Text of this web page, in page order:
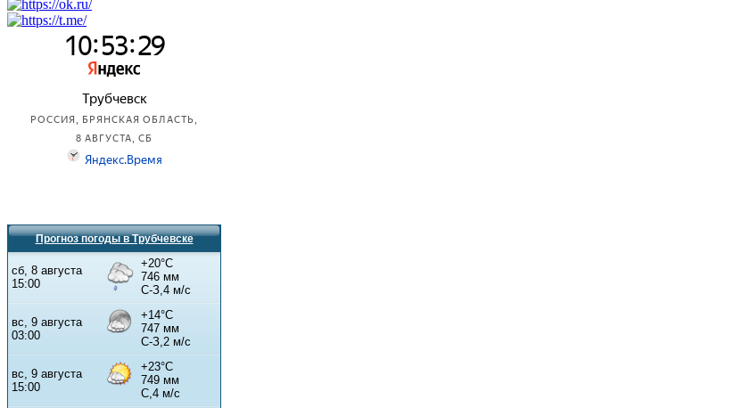
Прогноз погоды в Трубчевске